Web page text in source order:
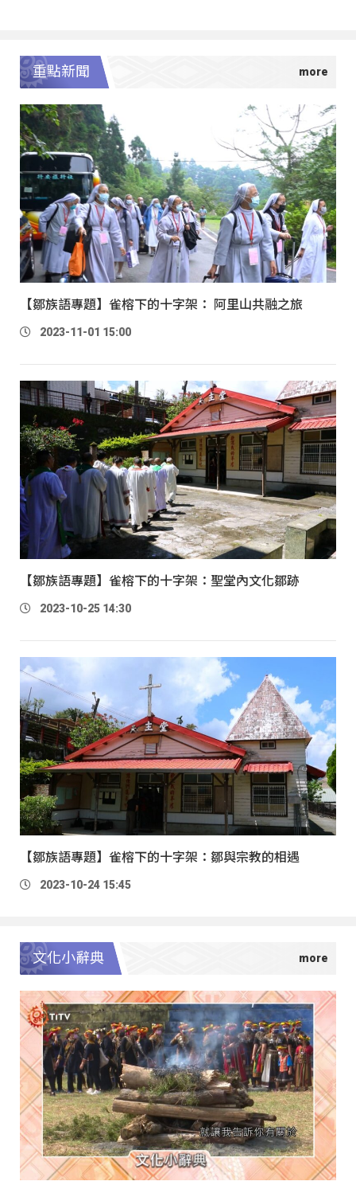
重點新聞
【鄒族語專題】雀榕下的十字架： 阿里山共融之旅
2023-11-01 15:00
【鄒族語專題】雀榕下的十字架：聖堂內文化鄒跡
2023-10-25 14:30
【鄒族語專題】雀榕下的十字架：鄒與宗教的相遇
2023-10-24 15:45
文化小辭典